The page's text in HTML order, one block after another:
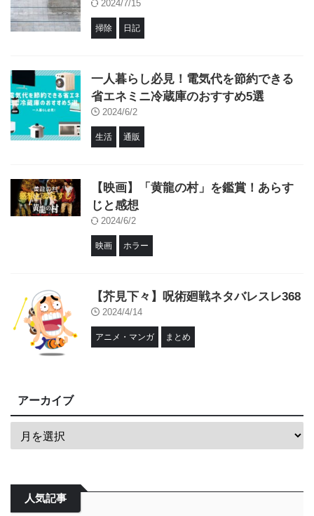
2024/7/15
掃除 日記
一人暮らし必見！電気代を節約できる
省エネミニ冷蔵庫のおすすめ5選
2024/6/2
生活 通販
【映画】「黄龍の村」を鑑賞！あらす
じと感想
2024/6/2
映画 ホラー
【芥見下々】呪術廻戦ネタバレスレ368
2024/4/14
アニメ・マンガ まとめ
アーカイブ
人気記事